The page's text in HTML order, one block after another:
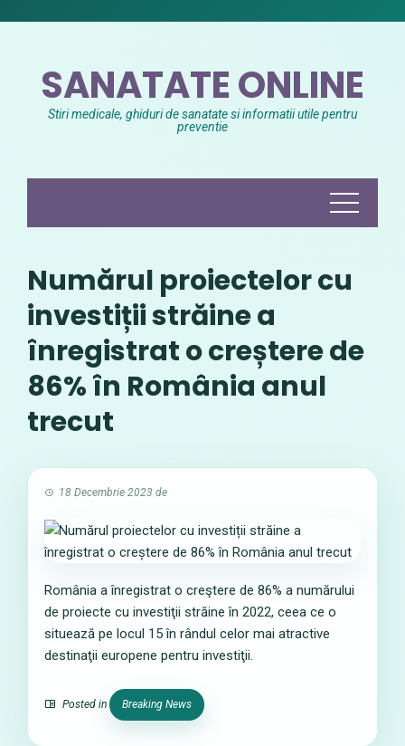
SANATATE ONLINE
Stiri medicale, ghiduri de sanatate si informatii utile pentru
preventie
Numărul proiectelor cu
investiții străine a
înregistrat o creștere de
86% în România anul
trecut
18 Decembrie 2023 de
România a înregistrat o creştere de 86% a numărului
de proiecte cu investiţii străine în 2022, ceea ce o
situează pe locul 15 în rândul celor mai atractive
destinaţii europene pentru investiţii.
Posted in Breaking News